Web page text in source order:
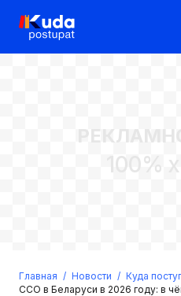
Войти
100%
Главная / Новости / Куда
ССО в Беларуси в 2026 году: в